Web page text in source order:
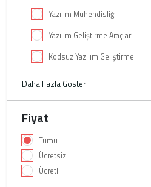
Yazılım Mühendisliği
Yazılım Geliştirme Araçları
Kodsuz Yazılım Geliştirme
Daha Fazla Göster
Fiyat
Tümü
Ücretsiz
Ücretli